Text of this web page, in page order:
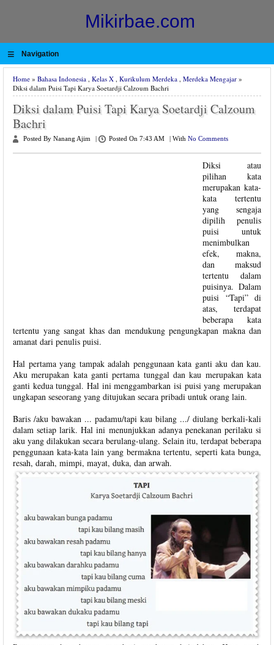
Mikirbae.com
≡ Navigation
Home » Bahasa Indonesia , Kelas X , Kurikulum Merdeka , Merdeka Mengajar »
Diksi dalam Puisi Tapi Karya Soetardji Calzoum Bachri
Diksi dalam Puisi Tapi Karya Soetardji Calzoum
Bachri
Posted By Nanang Ajim Posted On 7:43 AM With No Comments
Diksi atau
pilihan kata
merupakan kata-
kata tertentu
yang sengaja
dipilih penulis
puisi untuk
menimbulkan
efek, makna,
dan maksud
tertentu dalam
puisinya. Dalam
puisi “Tapi” di
atas, terdapat
beberapa kata
tertentu yang sangat khas dan mendukung pengungkapan makna dan
amanat dari penulis puisi.
Hal pertama yang tampak adalah penggunaan kata ganti aku dan kau.
Aku merupakan kata ganti pertama tunggal dan kau merupakan kata
ganti kedua tunggal. Hal ini menggambarkan isi puisi yang merupakan
ungkapan seseorang yang ditujukan secara pribadi untuk orang lain.
Baris /aku bawakan ... padamu/tapi kau bilang .../ diulang berkali-kali
dalam setiap larik. Hal ini menunjukkan adanya penekanan perilaku si
aku yang dilakukan secara berulang-ulang. Selain itu, terdapat beberapa
penggunaan kata-kata lain yang bermakna tertentu, seperti kata bunga,
resah, darah, mimpi, mayat, duka, dan arwah.